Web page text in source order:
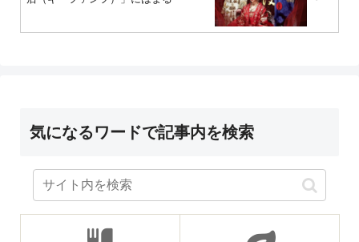
気になるワードで記事内を検索